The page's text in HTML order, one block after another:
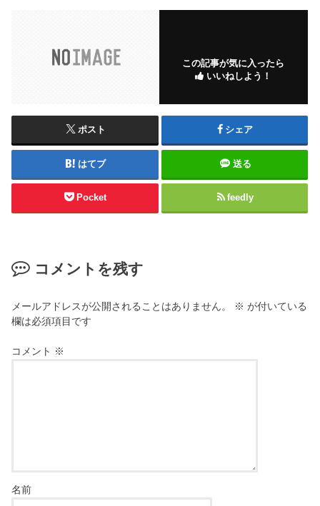
この記事が気に入ったら
いいねしよう！
ポスト シェア
はてブ 送る
Pocket feedly
コメントを残す
メールアドレスが公開されることはありません。 ※ が付いている
欄は必須項目です
コメント ※
名前